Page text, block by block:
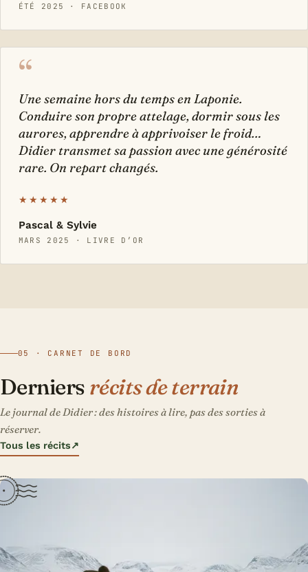
ÉTÉ 2025 · FACEBOOK
“
Une semaine hors du temps en Laponie.
Conduire son propre attelage, dormir sous les
aurores, apprendre à apprivoiser le froid…
Didier transmet sa passion avec une générosité
rare. On repart changés.
★★★★★
Pascal & Sylvie
MARS 2025 · LIVRE D’OR
05 · CARNET DE BORD
Derniers récits de terrain
Le journal de Didier : des histoires à lire, pas des sorties à
réserver.
Tous les récits↗